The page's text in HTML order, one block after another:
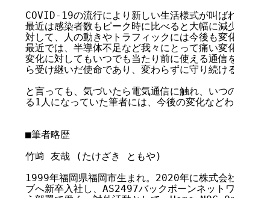
COVID-19の流行により新しい生活様式が叫ばれた
最近は感染者数もピーク時に比べると大幅に減少して
対して、人の動きやトラフィックには今後も変化が出
最近では、半導体不足など我々にとって痛い変化も起
変化に対してもいつでも当たり前に使える通信を守っ
ら受け継いだ使命であり、変わらずに守り続けるべきこ
と言っても、気づいたら電気通信に触れ、いつの間
る1人になっていた筆者には、今後の変化などわかりか
■筆者略歴
竹﨑 友哉 (たけざき ともや)
1999年福岡県福岡市生まれ。2020年に株式会社インタ
ブへ新卒入社し、AS2497バックボーンネットワークの